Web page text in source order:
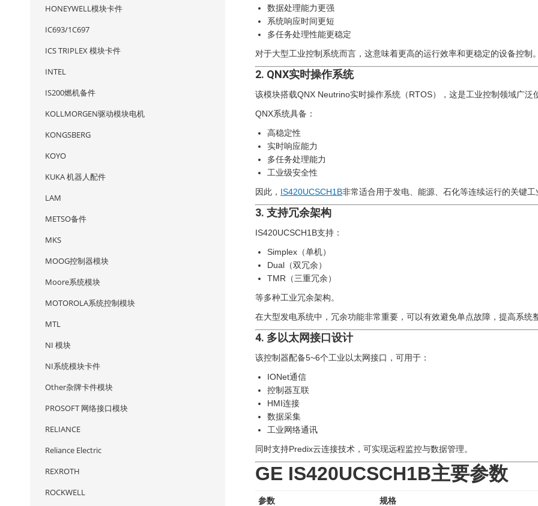
数据处理能力更强
系统响应时间更短
多任务处理性能更稳定
对于大型工业控制系统而言，这意味着更高的运行效率和更稳定的设备控制。
2. QNX实时操作系统
该模块搭载QNX Neutrino实时操作系统（RTOS），这是工业控制领域广泛
QNX系统具备：
高稳定性
实时响应能力
多任务处理能力
工业级安全性
因此， IS420UCSCH1B非常适合用于发电、能源、石化等连续运行的关键工
3. 支持冗余架构
IS420UCSCH1B支持：
Simplex（单机）
Dual（双冗余）
TMR（三重冗余）
等多种工业冗余架构。
在大型发电系统中，冗余功能非常重要，可以有效避免单点故障，提高系统
4. 多以太网接口设计
该控制器配备5~6个工业以太网接口，可用于：
IONet通信
控制器互联
HMI连接
数据采集
工业网络通讯
同时支持Predix云连接技术，可实现远程监控与数据管理。
GE IS420UCSCH1B主要参数
参数 规格
HONEYWELL模块卡件
IC693/1C697
ICS TRIPLEX 模块卡件
INTEL
IS200燃机备件
KOLLMORGEN驱动模块电机
KONGSBERG
KOYO
KUKA 机器人配件
LAM
METSO备件
MKS
MOOG控制器模块
Moore系统模块
MOTOROLA系统控制模块
MTL
NI 模块
NI系统模块卡件
Other杂牌卡件模块
PROSOFT 网络接口模块
RELIANCE
Reliance Electric
REXROTH
ROCKWELL